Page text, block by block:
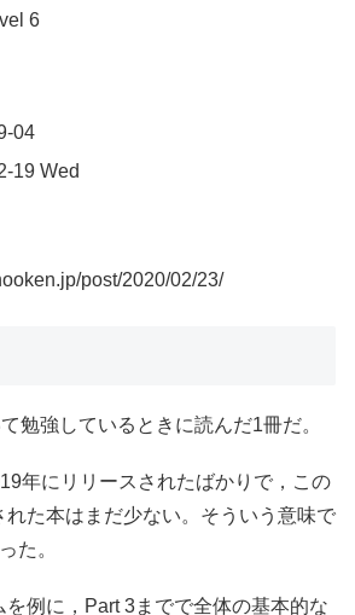
6
04
19 Wed
post/2020/02/23/
勉強しているときに読んだ1冊だ。
年にリリースされたばかりで，この
れた本はまだ少ない。そういう意味で
た。
例に，Part 3までで全体の基本的な